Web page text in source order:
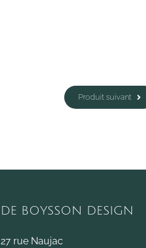
Produit suivant
DE BOYSSON DESIGN
27 rue Naujac